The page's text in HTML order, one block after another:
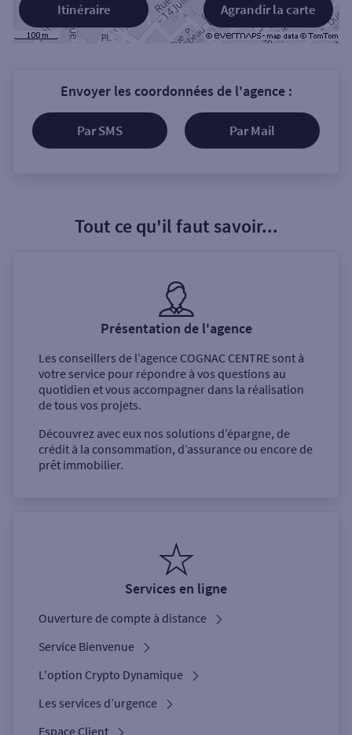
Agrandir la carte
Itinéraire
Envoyer les coordonnées de l'agence :
Par SMS Par Mail
Tout ce qu'il faut savoir...
Présentation de l'agence
Les conseillers de l’agence COGNAC CENTRE sont à
votre service pour répondre à vos questions au
quotidien et vous accompagner dans la réalisation
de tous vos projets.
Découvrez avec eux nos solutions d’épargne, de
crédit à la consommation, d’assurance ou encore de
prêt immobilier.
Services en ligne
Ouverture de compte à distance
Service Bienvenue
L'option Crypto Dynamique
Les services d’urgence
Espace Client